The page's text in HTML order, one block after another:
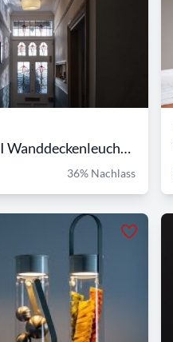
FOSCARINI Wanddeckenleuchte...
36% Nachlass